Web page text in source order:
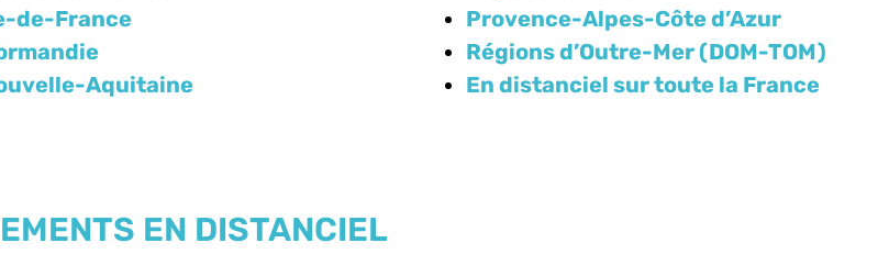
de-France
Aquitaine
Provence-Alpes-Côte d’Azur
Régions d’Outre-Mer (DOM-TOM)
En distanciel sur toute la France
EN DISTANCIEL